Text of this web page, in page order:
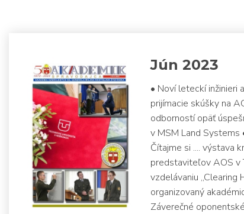
Jún 2023
• Noví leteckí inžinieri
prijímacie skúšky na
odborností opäť
v MSM Land
Čítajme si .... výstava
predstaviteľov AOS v
vzdelávaniu „Clearing
organizovaný
Záverečné